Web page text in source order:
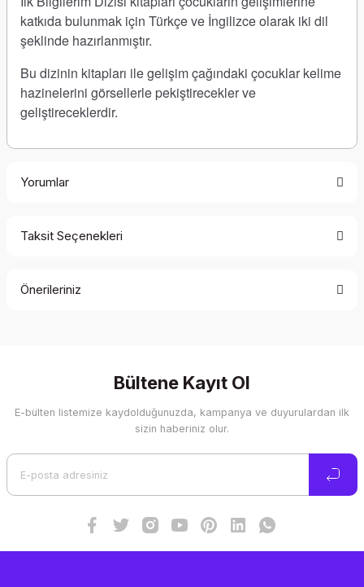
katkıda bulunmak için Türkçe ve İngilizce olarak iki dil
şeklinde hazırlanmıştır.
Bu dizinin kitapları ile gelişim çağındaki çocuklar kelime
hazinelerini görsellerle pekiştirecekler ve
geliştireceklerdir.
Yorumlar
Taksit Seçenekleri
Önerileriniz
Görüş ve önerileriniz için teşekkür ederiz.
Ürün resmi kalitesiz, bozuk veya görüntülenemiyor.
Bültene Kayıt Ol
E-bülten listemize kaydolduğunuzda, kampanya ve duyurulardan ilk
sizin haberiniz olur.